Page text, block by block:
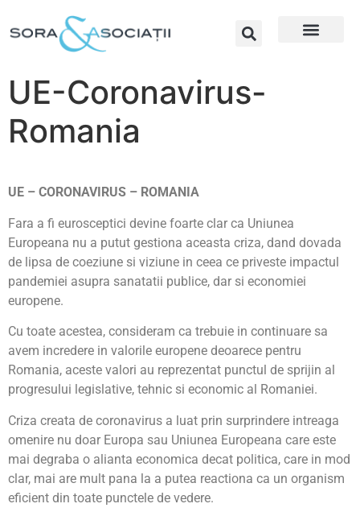
UE-Coronavirus-
Romania
UE – CORONAVIRUS – ROMANIA
Fara a fi eurosceptici devine foarte clar ca Uniunea
Europeana nu a putut gestiona aceasta criza, dand dovada
de lipsa de coeziune si viziune in ceea ce priveste impactul
pandemiei asupra sanatatii publice, dar si economiei
europene.
Cu toate acestea, consideram ca trebuie in continuare sa
avem incredere in valorile europene deoarece pentru
Romania, aceste valori au reprezentat punctul de sprijin al
progresului legislative, tehnic si economic al Romaniei.
Criza creata de coronavirus a luat prin surprindere intreaga
omenire nu doar Europa sau Uniunea Europeana care este
mai degraba o alianta economica decat politica, care in mod
clar, mai are mult pana la a putea reactiona ca un organism
eficient din toate punctele de vedere.